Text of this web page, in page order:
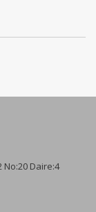
No:20 Daire:4